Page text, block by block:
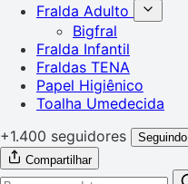
Fralda Adulto
Bigfral
Fralda Infantil
Fraldas TENA
Papel Higiênico
Toalha Umedecida
+1.400 seguidores
Seguindo
Compartilhar